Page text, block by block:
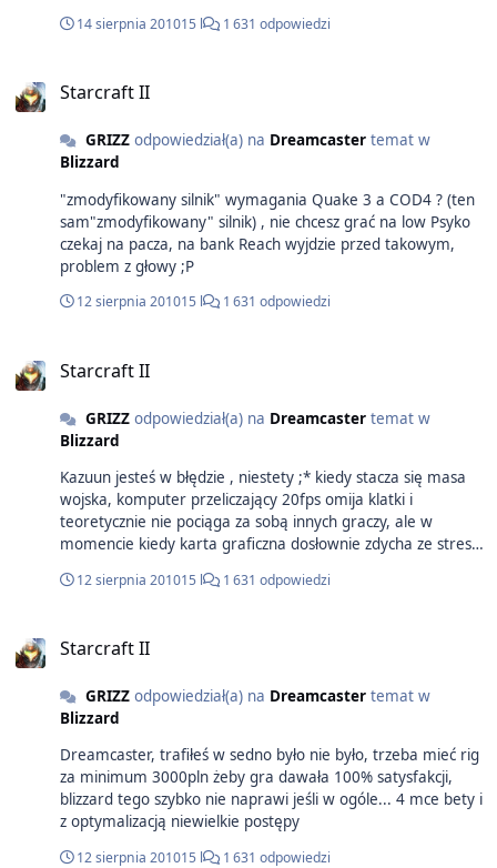
medium poniżej 30fpsów nie spada... btw trzeba sie ustawić
14 sierpnia 201015 l 1 631 odpowiedzi
Starcraft II
GRIZZodpowiedział(a) na Dreamcastertemat w
Blizzard
"zmodyfikowany silnik" wymagania Quake 3 a COD4 ? (ten
sam"zmodyfikowany" silnik) , nie chcesz grać na low Psyko
czekaj na pacza, na bank Reach wyjdzie przed takowym,
problem z głowy ;P
12 sierpnia 201015 l 1 631 odpowiedzi
Starcraft II
GRIZZodpowiedział(a) na Dreamcastertemat w
Blizzard
Kazuun jesteś w błędzie , niestety ;* kiedy stacza się masa
wojska, komputer przeliczający 20fps omija klatki i
teoretycznie nie pociąga za sobą innych graczy, ale w
momencie kiedy karta graficzna dosłownie zdycha ze stresu,
desynchronizuje, psionic stormy w 2v2 przy wielkiej biokulce
co do płynności gry w pierwszej fazie beta testów- owszem
możesz grać na medium Edyta: żeby to wytłumaczyć
szybko: kiedy oglądasz replay z maksymalną szybkością
komp nie wyrabia, known fact. kiedy nastąpi lag bez
okienka dropowania gra się pauzuje i później w powiedzmy
2s musi nadrobić stracony czas (fast forward), działa to w
praniu jak replay , fps spada niemiłosiernie, dodatkowo
Kazuun odpal sobie amerykańskie serwery w BF i pograj na
lagu ;P najlepszego
12 sierpnia 201015 l 1 631 odpowiedzi
Starcraft II
GRIZZodpowiedział(a) na Dreamcastertemat w
Blizzard
Dreamcaster, trafiłeś w sedno było nie było, trzeba mieć rig
za minimum 3000pln żeby gra dawała 100% satysfakcji,
blizzard tego szybko nie naprawi jeśli w ogóle... 4 mce bety i
z optymalizacją niewielkie postępy
12 sierpnia 201015 l 1 631 odpowiedzi